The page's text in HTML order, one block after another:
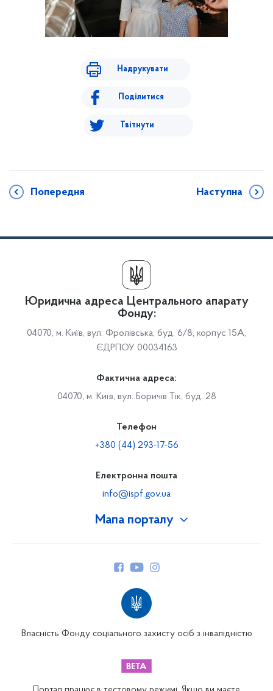
Надрукувати
Поділитися
Твітнути
Попередня Наступна
Мапа порталу
Юридична адреса Центрального апарату
Фонду:
04070, м. Київ, вул. Фролівська, буд. 6/8, корпус 15А,
ЄДРПОУ 00034163
Фактична адреса:
04070, м. Київ, вул. Боричів Тік, буд. 28
Телефон
+380 (44) 293-17-56
Електронна пошта
info@ispf.gov.ua
Власність Фонду соціального захисту осіб з інвалідністю